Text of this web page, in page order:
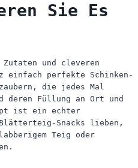
Sie Es
und cleveren
einfach perfekte Schinken-
die jedes Mal
deren Füllung an Ort und
ist ein echter
Snacks lieben,
Teig oder